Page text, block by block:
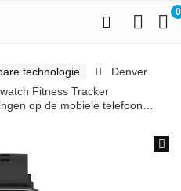
0
technologie
Denver
Fitness Tracker
op de mobiele telefoon…